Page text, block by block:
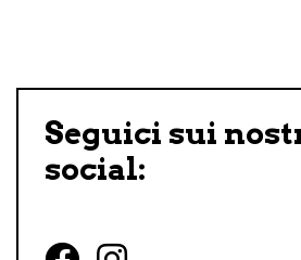
Seguici sui
social: